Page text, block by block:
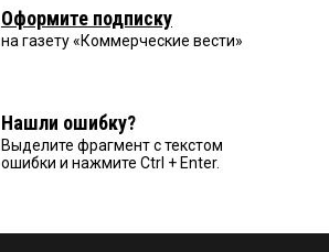
Оформите подписку
на газету «Коммерческие вести»
Нашли ошибку?
Выделите фрагмент с текстом
ошибки и нажмите Ctrl + Enter.